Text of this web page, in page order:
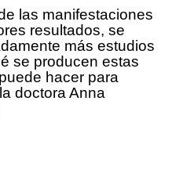
las manifestaciones
resultados, se
más estudios
se producen estas
hacer para
doctora Anna